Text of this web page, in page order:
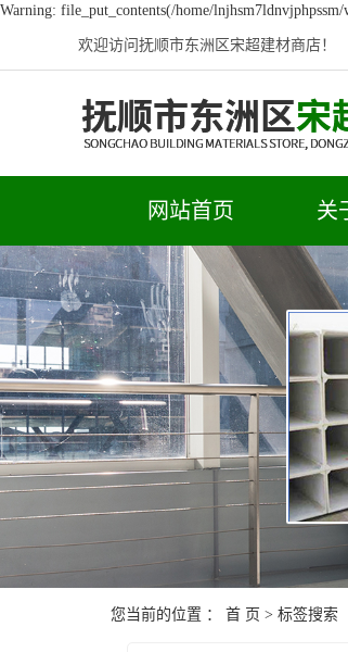
Warning: file_put_contents(/home/
欢迎访问抚顺市东洲区宋超建材商店！
网站首页 关
您当前的位置 ： 首 页 > 标签搜索